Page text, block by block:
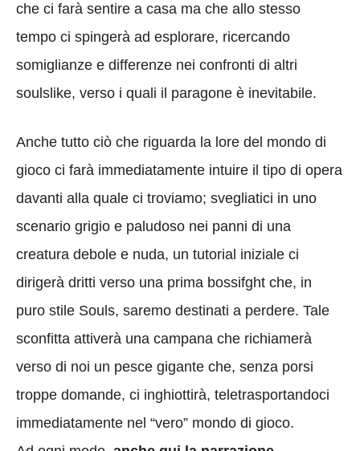
che ci farà sentire a casa ma che allo stesso
tempo ci spingerà ad esplorare, ricercando
somiglianze e differenze nei confronti di altri
soulslike, verso i quali il paragone è inevitabile.
Anche tutto ciò che riguarda la lore del mondo di
gioco ci farà immediatamente intuire il tipo di opera
davanti alla quale ci troviamo; svegliatici in uno
scenario grigio e paludoso nei panni di una
creatura debole e nuda, un tutorial iniziale ci
dirigerà dritti verso una prima bossifght che, in
puro stile Souls, saremo destinati a perdere. Tale
sconfitta attiverà una campana che richiamerà
verso di noi un pesce gigante che, senza porsi
troppe domande, ci inghiottirà, teletrasportandoci
immediatamente nel “vero” mondo di gioco.